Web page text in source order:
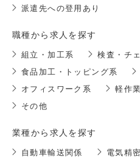
派遣先への登用あり
職種から求人を探す
組立・加工系 検査・チ
食品加工・トッピング系
オフィスワーク系
軽作
その他
業種から求人を探す
自動車輸送関係 電気精